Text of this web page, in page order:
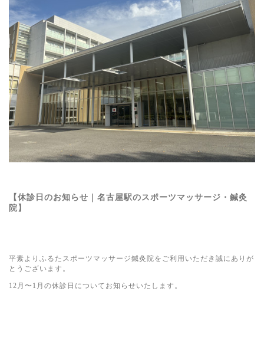
【休診日のお知らせ｜名古屋駅のスポーツマッサージ・鍼灸
院】
平素よりふるたスポーツマッサージ鍼灸院をご利用いただき誠にありが
とうございます。
12月〜1月の休診日についてお知らせいたします。